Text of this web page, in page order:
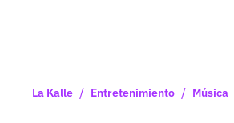
La Kalle / Entretenimiento / Música